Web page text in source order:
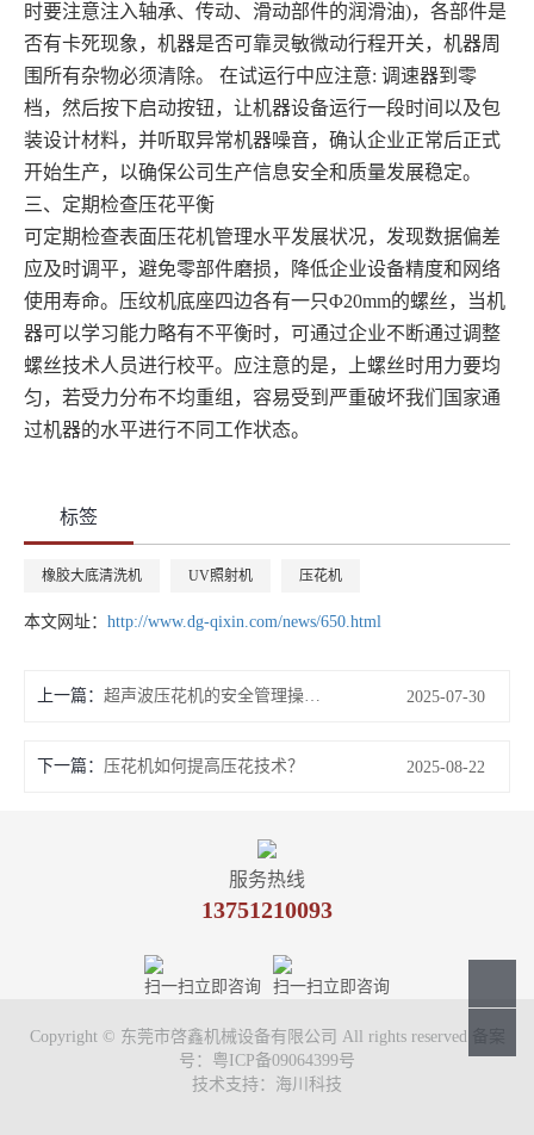
时要注意注入轴承、传动、滑动部件的润滑油)，各部件是
否有卡死现象，机器是否可靠灵敏微动行程开关，机器周
围所有杂物必须清除。 在试运行中应注意: 调速器到零
档，然后按下启动按钮，让机器设备运行一段时间以及包
装设计材料，并听取异常机器噪音，确认企业正常后正式
开始生产，以确保公司生产信息安全和质量发展稳定。
三、定期检查压花平衡
可定期检查表面压花机管理水平发展状况，发现数据偏差
应及时调平，避免零部件磨损，降低企业设备精度和网络
使用寿命。压纹机底座四边各有一只Φ20mm的螺丝，当机
器可以学习能力略有不平衡时，可通过企业不断通过调整
螺丝技术人员进行校平。应注意的是，上螺丝时用力要均
匀，若受力分布不均重组，容易受到严重破坏我们国家通
过机器的水平进行不同工作状态。
标签
橡胶大底清洗机 UV照射机 压花机
本文网址： http://www.dg-qixin.com/news/650.html
上一篇： 超声波压花机的安全管理操作技术规程你清楚吗? 2025-07-30
下一篇： 压花机如何提高压花技术？ 2025-08-22
服务热线
13751210093
扫一扫立即咨询 扫一扫立即咨询
Copyright © 东莞市啓鑫机械设备有限公司 All rights reserved 备案
号： 粤ICP备09064399号
技术支持： 海川科技